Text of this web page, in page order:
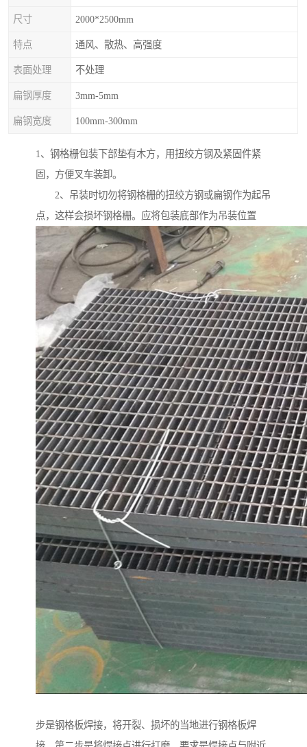
尺寸 2000*2500mm
特点 通风、散热、高强度
表面处理 不处理
扁钢厚度 3mm-5mm
扁钢宽度 100mm-300mm
1、钢格栅包装下部垫有木方，用扭绞方钢及紧固件紧
固，方便叉车装卸。
2、吊装时切勿将钢格栅的扭绞方钢或扁钢作为起吊
点，这样会损坏钢格栅。应将包装底部作为吊装位置
步是钢格板焊接，将开裂、损坏的当地进行钢格板焊